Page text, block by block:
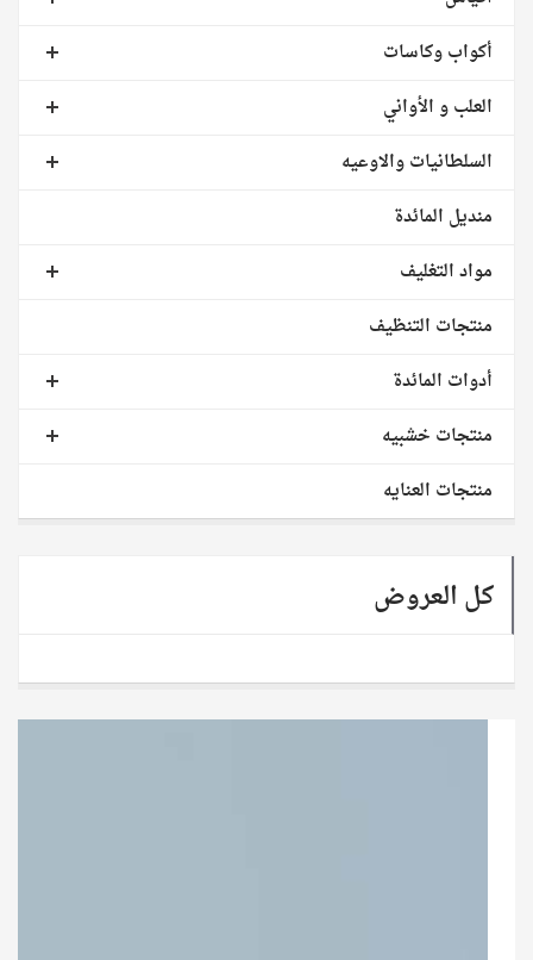
أكواب وكاسات
العلب و الأواني
السلطانيات والاوعيه
منديل المائدة
مواد التغليف
منتجات التنظيف
أدوات المائدة
منتجات خشبيه
منتجات العنايه
كل العروض